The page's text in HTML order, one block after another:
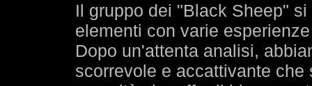
Il gruppo dei "Black Sheep"
elementi con varie
Dopo un'attenta analisi,
scorrevole e accattivante